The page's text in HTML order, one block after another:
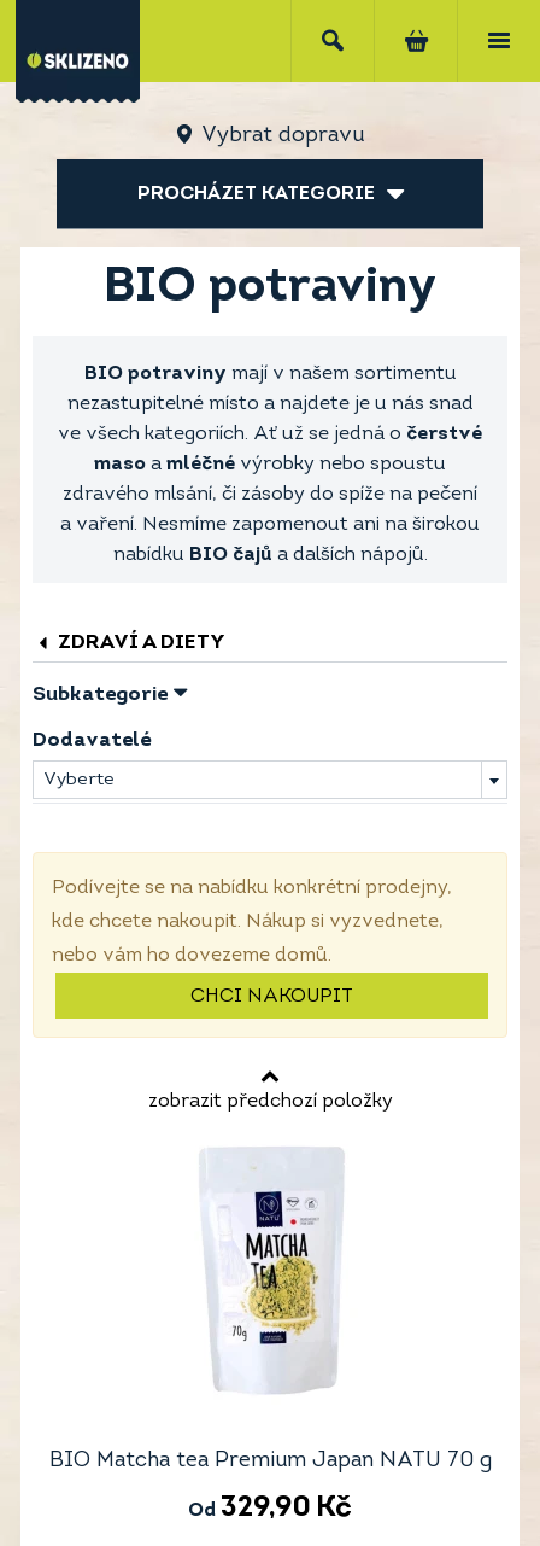
Vybrat dopravu
PROCHÁZET KATEGORIE
BIO potraviny
BIO potraviny mají v našem sortimentu
nezastupitelné místo a najdete je u nás snad
ve všech kategoriích. Ať už se jedná o čerstvé
maso a mléčné výrobky nebo spoustu
zdravého mlsání, či zásoby do spíže na pečení
a vaření. Nesmíme zapomenout ani na širokou
nabídku BIO čajů a dalších nápojů.
ZDRAVÍ A DIETY
Subkategorie
Dodavatelé
Vyberte
Podívejte se na nabídku konkrétní prodejny,
kde chcete nakoupit. Nákup si vyzvednete,
nebo vám ho dovezeme domů.
CHCI NAKOUPIT
zobrazit předchozí položky
BIO Matcha tea Premium Japan NATU 70 g
Od 329,90 Kč